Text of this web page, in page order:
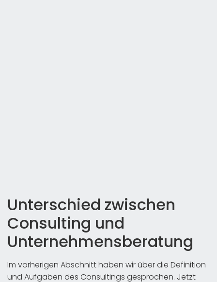
Unterschied zwischen
Consulting und
Unternehmensberatung
Im vorherigen Abschnitt haben wir über die Definition
und Aufgaben des Consultings gesprochen. Jetzt